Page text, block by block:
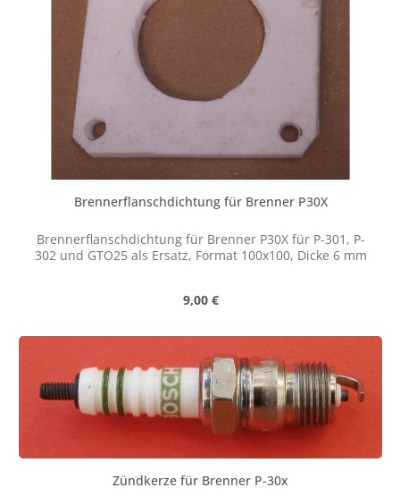
Brennerflanschdichtung für Brenner P30X
Brennerflanschdichtung für Brenner P30X für P-301, P-
302 und GTO25 als Ersatz, Format 100x100, Dicke 6 mm
Regulärer Preis:
9,00 €
Zündkerze für Brenner P-30x